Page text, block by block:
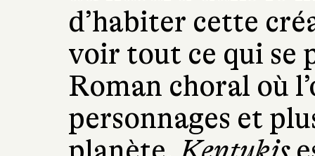
d’habiter cette
voir tout ce qui se
Roman choral où
personnages et